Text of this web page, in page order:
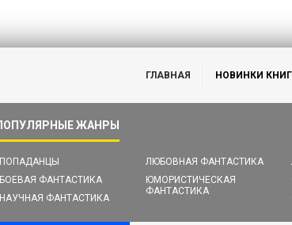
ГЛАВНАЯ НОВИНКИ КНИГ
ПОПАДАНЦЫ
БОЕВАЯ ФАНТАСТИКА
НАУЧНАЯ ФАНТАСТИКА
ЛЮБОВНАЯ ФАНТАСТИКА
ЮМОРИСТИЧЕСКАЯ
ФАНТАСТИКА